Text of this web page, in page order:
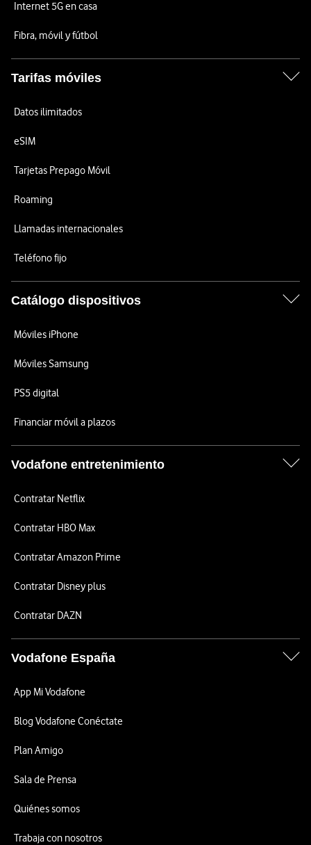
Internet 5G en casa
Fibra, móvil y fútbol
Tarifas móviles
Datos ilimitados
eSIM
Tarjetas Prepago Móvil
Roaming
Llamadas internacionales
Teléfono fijo
Catálogo dispositivos
Móviles iPhone
Móviles Samsung
PS5 digital
Financiar móvil a plazos
Vodafone entretenimiento
Contratar Netflix
Contratar HBO Max
Contratar Amazon Prime
Contratar Disney plus
Contratar DAZN
Vodafone España
App Mi Vodafone
Blog Vodafone Conéctate
Plan Amigo
Sala de Prensa
Quiénes somos
Trabaja con nosotros